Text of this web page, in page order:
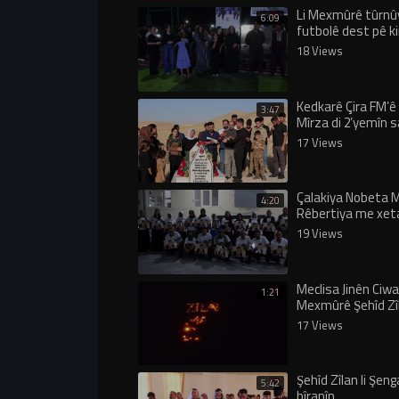
6:09 Li Mexmûrê
futbolê dest pê
18 Views
3:47 Kedkarê Çira
Mîrza di 2’yemîn
şehadeta xwe
bibîranîn
17 Views
4:20 Çalakiya Nobeta
Rêbertiya me
sore
19 Views
1:21 Meclisa Jinên
Mexmûrê Şehîd
anî
17 Views
5:42 Şehîd Zîlan li